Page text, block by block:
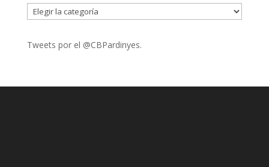
CATEGORIES
Tweets por el @CBPardinyes.